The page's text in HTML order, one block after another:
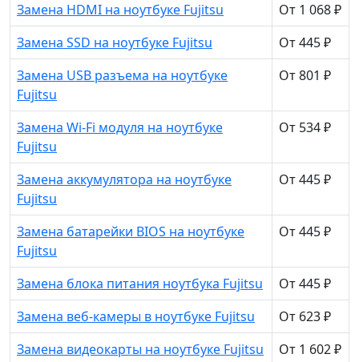
Замена HDMI на ноутбуке Fujitsu
От 1 068 ₽
Замена SSD на ноутбуке Fujitsu
От 445 ₽
Замена USB разъема на ноутбуке
Fujitsu
От 801 ₽
Замена Wi-Fi модуля на ноутбуке
Fujitsu
От 534 ₽
Замена аккумулятора на ноутбуке
Fujitsu
От 445 ₽
Замена батарейки BIOS на ноутбуке
Fujitsu
От 445 ₽
Замена блока питания ноутбука Fujitsu
От 445 ₽
Замена веб-камеры в ноутбуке Fujitsu
От 623 ₽
Замена видеокарты на ноутбуке Fujitsu
От 1 602 ₽